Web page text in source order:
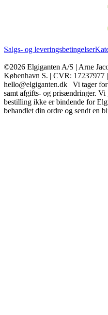
Salgs- og leveringsbetingelser
©2026 Elgiganten A/S | Arne
København S. | CVR: 17237977
hello@elgiganten.dk | Vi tager
samt afgifts- og prisændringer.
bestilling ikke er bindende for
behandlet din ordre og sendt en